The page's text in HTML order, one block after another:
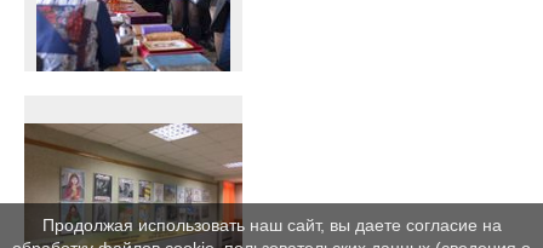
Продолжая использовать наш сайт, вы даете согласие на